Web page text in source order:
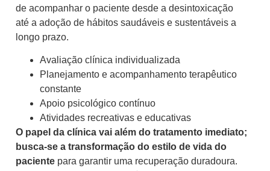
de acompanhar o paciente desde a desintoxicação
até a adoção de hábitos saudáveis e sustentáveis a
longo prazo.
Avaliação clínica individualizada
Planejamento e acompanhamento terapêutico
constante
Apoio psicológico contínuo
Atividades recreativas e educativas
O papel da clínica vai além do tratamento imediato;
busca-se a transformação do estilo de vida do
paciente para garantir uma recuperação duradoura.